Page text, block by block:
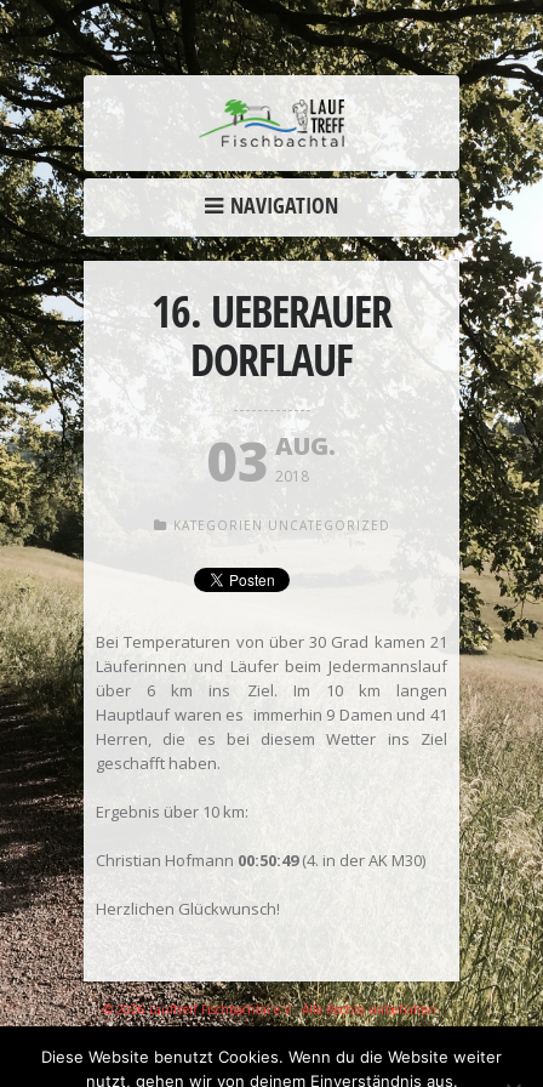
NAVIGATION
16. UEBERAUER
DORFLAUF
03 AUG.
2018
KATEGORIEN UNCATEGORIZED
Bei Temperaturen von über 30 Grad kamen 21
Läuferinnen und Läufer beim Jedermannslauf
über 6 km ins Ziel. Im 10 km langen
Hauptlauf waren es immerhin 9 Damen und 41
Herren, die es bei diesem Wetter ins Ziel
geschafft haben.
Ergebnis über 10 km:
Christian Hofmann 00:50:49(4. in der AK M30)
Herzlichen Glückwunsch!
© 2026 Lauftreff Fischbachtal e.V.. Alle Rechte vorbehalten.
Diese Website benutzt Cookies. Wenn du die Website weiter
nutzt, gehen wir von deinem Einverständnis aus.